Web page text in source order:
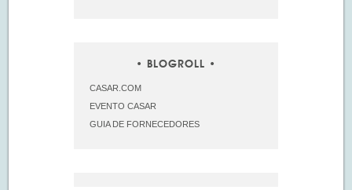
BLOGROLL
CASAR.COM
EVENTO CASAR
GUIA DE FORNECEDORES